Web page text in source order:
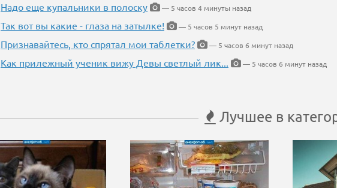
Надо еще купальники в полоску
— 5 часов 4 минуты назад
Так вот вы какие - глаза на затылке!
— 5 часов 5 минут назад
Признавайтесь, кто спрятал мои таблетки?
— 5 часов 6 минут назад
Как прилежный ученик вижу Девы светлый лик... — 5 часов 6 минут назад
Лучшее в